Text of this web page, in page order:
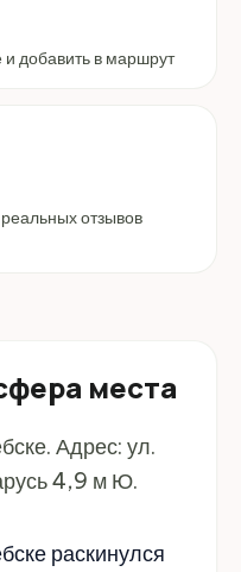
добавить в маршрут
отзывов
места
Адрес: ул.
4,9 м Ю.
раскинулся